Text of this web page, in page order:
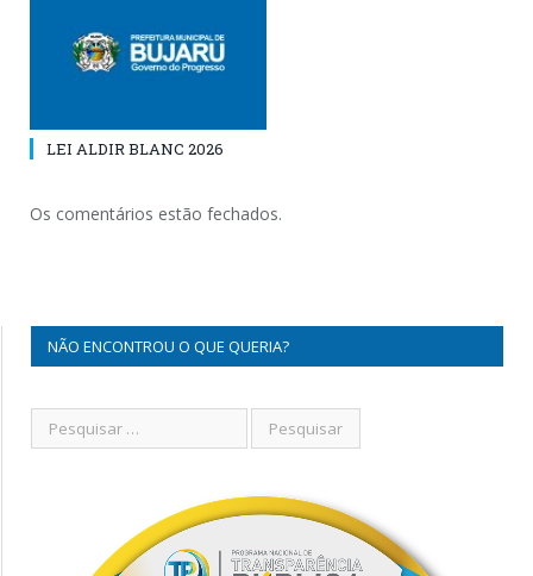
LEI ALDIR BLANC 2026
Os comentários estão fechados.
NÃO ENCONTROU O QUE QUERIA?